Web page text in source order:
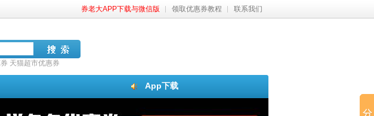
券老大APP下载与微信版 领取优惠券教程 联系我们
天猫超市优惠券
App下载